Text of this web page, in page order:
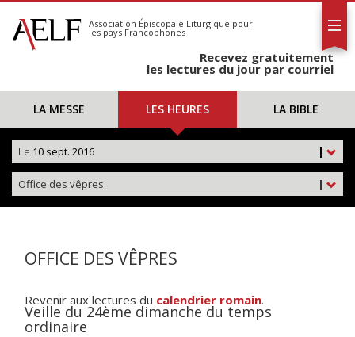
S'abonner
Calendrier
Association Épiscopale Liturgique pour
les pays Francophones
Recevez gratuitement
les lectures du jour par courriel
LA MESSE LES HEURES LA BIBLE
|
Le 10 sept. 2016
|
Office des vêpres
OFFICE DES VÊPRES
Revenir aux lectures du calendrier romain.
Veille du 24ème dimanche du temps
ordinaire